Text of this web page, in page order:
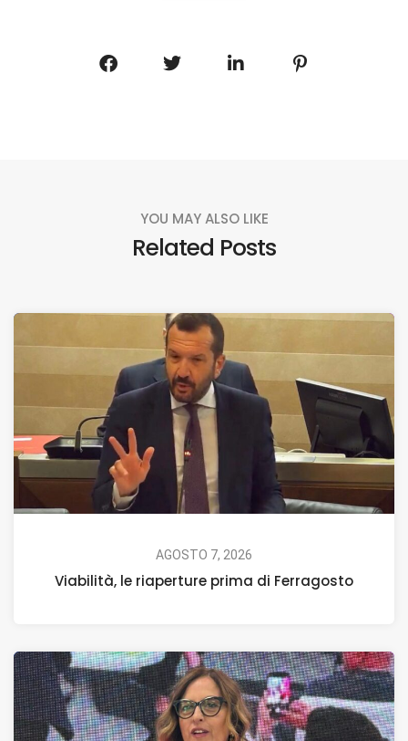
YOU MAY ALSO LIKE
Related Posts
AGOSTO 7, 2026
Viabilità, le riaperture prima di Ferragosto